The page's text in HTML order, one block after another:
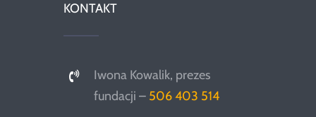
KONTAKT
Iwona Kowalik, prezes
fundacji – 506 403 514